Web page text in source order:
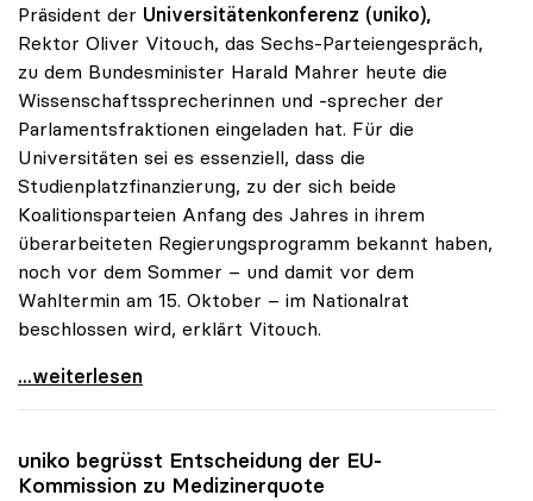
Präsident der Universitätenkonferenz (uniko),
Rektor Oliver Vitouch, das Sechs-Parteiengespräch,
zu dem Bundesminister Harald Mahrer heute die
Wissenschaftssprecherinnen und -sprecher der
Parlamentsfraktionen eingeladen hat. Für die
Universitäten sei es essenziell, dass die
Studienplatzfinanzierung, zu der sich beide
Koalitionsparteien Anfang des Jahres in ihrem
überarbeiteten Regierungsprogramm bekannt haben,
noch vor dem Sommer – und damit vor dem
Wahltermin am 15. Oktober – im Nationalrat
beschlossen wird, erklärt Vitouch.
Universitätsfinanzierung neu: uniko ortet Willen
...weiterlesen
uniko begrüsst Entscheidung der EU-
Kommission zu Medizinerquote